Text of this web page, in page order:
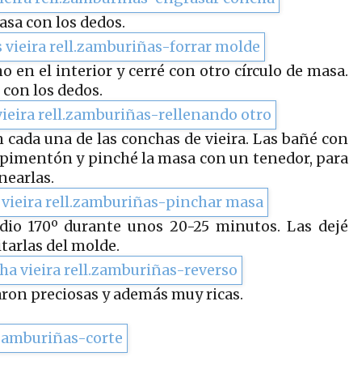
con los dedos.
en el interior y cerré con otro círculo de masa.
los dedos.
cada una de las conchas de vieira. Las bañé con
y pinché la masa con un tenedor, para
170º durante unos 20-25 minutos. Las dejé
del molde.
preciosas y además muy ricas.